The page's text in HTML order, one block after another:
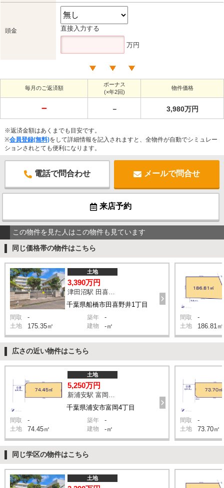
頭金 直接入力する
万円
毎月のご返済額
ボーナス
(×年2回)
物件価格
－ － 3,980万円
※返済金額はあくまでも目安です。
※会員登録(無料)をして詳細情報を記入されますと、全物件が自動でシミュレー
ションされとても便利になります。
電話で問合わせ メールで問合せ
来店予約
この物件を見た人はこの物件も見ています
同じ価格帯の物件はこちら
千葉県船橋市田喜野井1丁目
土地
3,390万円
間取 - 築年 -
土地 175.35㎡ 建物 -㎡
間取 -
土地 186.81㎡
広さの近い物件はこちら
千葉県浦安市富岡4丁目
土地
5,250万円
新浦安駅 富岡第一児童公園 バス5分 停歩4分
間取 - 築年 -
土地 74.45㎡ 建物 -㎡
間取 -
土地 73.70㎡
同じ学区の物件はこちら
土地